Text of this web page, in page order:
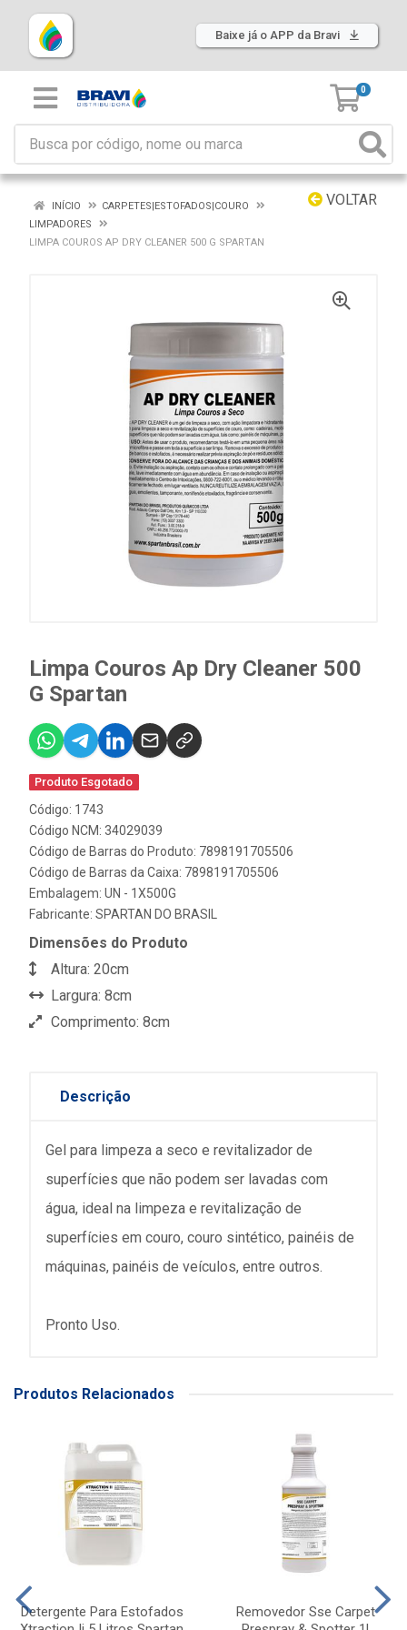
Baixe já o APP da Bravi
0
VOLTAR
INÍCIO
CARPETES|ESTOFADOS|COURO
LIMPADORES
LIMPA COUROS AP DRY CLEANER 500 G SPARTAN
Limpa Couros Ap Dry Cleaner 500
G Spartan
Produto Esgotado
Código: 1743
Código NCM: 34029039
Código de Barras do Produto: 7898191705506
Código de Barras da Caixa: 7898191705506
Embalagem: UN - 1X500G
Fabricante: SPARTAN DO BRASIL
Dimensões do Produto
Altura: 20cm
Largura: 8cm
Comprimento: 8cm
Descrição
Gel para limpeza a seco e revitalizador de
superfícies que não podem ser lavadas com
água, ideal na limpeza e revitalização de
superfícies em couro, couro sintético, painéis de
máquinas, painéis de veículos, entre outros.
Pronto Uso.
Produtos Relacionados
Detergente Para Estofados
Removedor Sse Carpet